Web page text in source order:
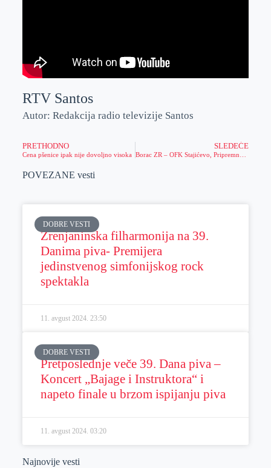
RTV Santos
Autor: Redakcija radio televizije Santos
PRETHODNO
Cena pšenice ipak nije dovoljno visoka
SLEDEĆE
POVEZANE vesti
DOBRE VESTI
Zrenjaninska filharmonija na 39.
Danima piva- Premijera
jedinstvenog simfonijskog rock
spektakla
11. avgust 2024. 23:50
DOBRE VESTI
Pretposlednje veče 39. Dana piva –
Koncert „Bajage i Instruktora“ i
napeto finale u brzom ispijanju piva
11. avgust 2024. 03:20
Najnovije vesti